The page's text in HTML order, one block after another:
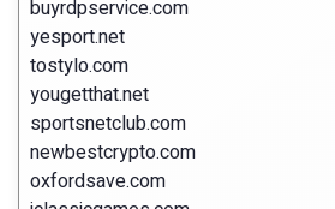
buyrdpservice.com
yesport.net
tostylo.com
yougetthat.net
sportsnetclub.com
newbestcrypto.com
oxfordsave.com